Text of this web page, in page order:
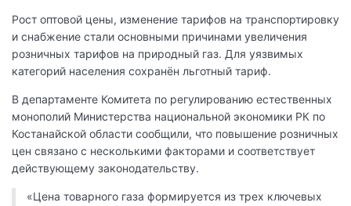
Рост оптовой цены, изменение тарифов на транспортировку
и снабжение стали основными причинами увеличения
розничных тарифов на природный газ. Для уязвимых
категорий населения сохранён льготный тариф.
В департаменте Комитета по регулированию естественных
монополий Министерства национальной экономики РК по
Костанайской области сообщили, что повышение розничных
цен связано с несколькими факторами и соответствует
действующему законодательству.
«Цена товарного газа формируется из трех ключевых